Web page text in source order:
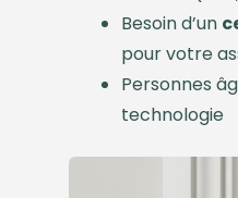
Besoin d’un
pour votre
Personnes
technologie